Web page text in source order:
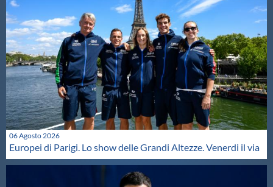
06 Agosto 2026
Europei di Parigi. Lo show delle Grandi Altezze. Venerdi il via